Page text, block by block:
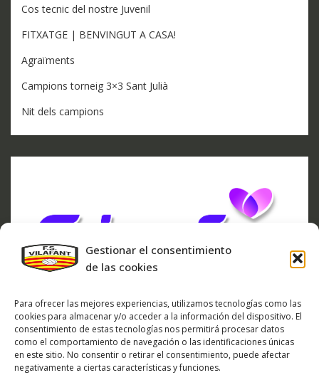
Gestionar el consentimiento
de las cookies
Para ofrecer las mejores experiencias, utilizamos tecnologías como las
cookies para almacenar y/o acceder a la información del dispositivo. El
consentimiento de estas tecnologías nos permitirá procesar datos
como el comportamiento de navegación o las identificaciones únicas
en este sitio. No consentir o retirar el consentimiento, puede afectar
negativamente a ciertas características y funciones.
Cos tecnic del nostre Juvenil
FITXATGE | BENVINGUT A CASA!
Agraïments
Campions torneig 3×3 Sant Julià
Nit dels campions
ARXIU DE NOTÍCIES